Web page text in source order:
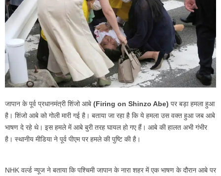
जापान के पूर्व प्रधानमंत्री शिंजो आबे (Firing on Shinzo Abe) पर बड़ा हमला हुआ
है। शिंजो आबे को गोली मारी गई है। बताया जा रहा है कि ये हमला उस वक्त हुआ जब आबे
भाषण दे रहे थे। इस हमले में आबे बुरी तरह घायल हो गए हैं। आबे की हालत अभी गंभीर
है। स्थानीय मीडिया ने पूर्व पीएम पर हमले की पुष्टि की है।
NHK वर्ल्ड न्यूज ने बताया कि पश्चिमी जापान के नारा शहर में एक भाषण के दौरान आबे पर